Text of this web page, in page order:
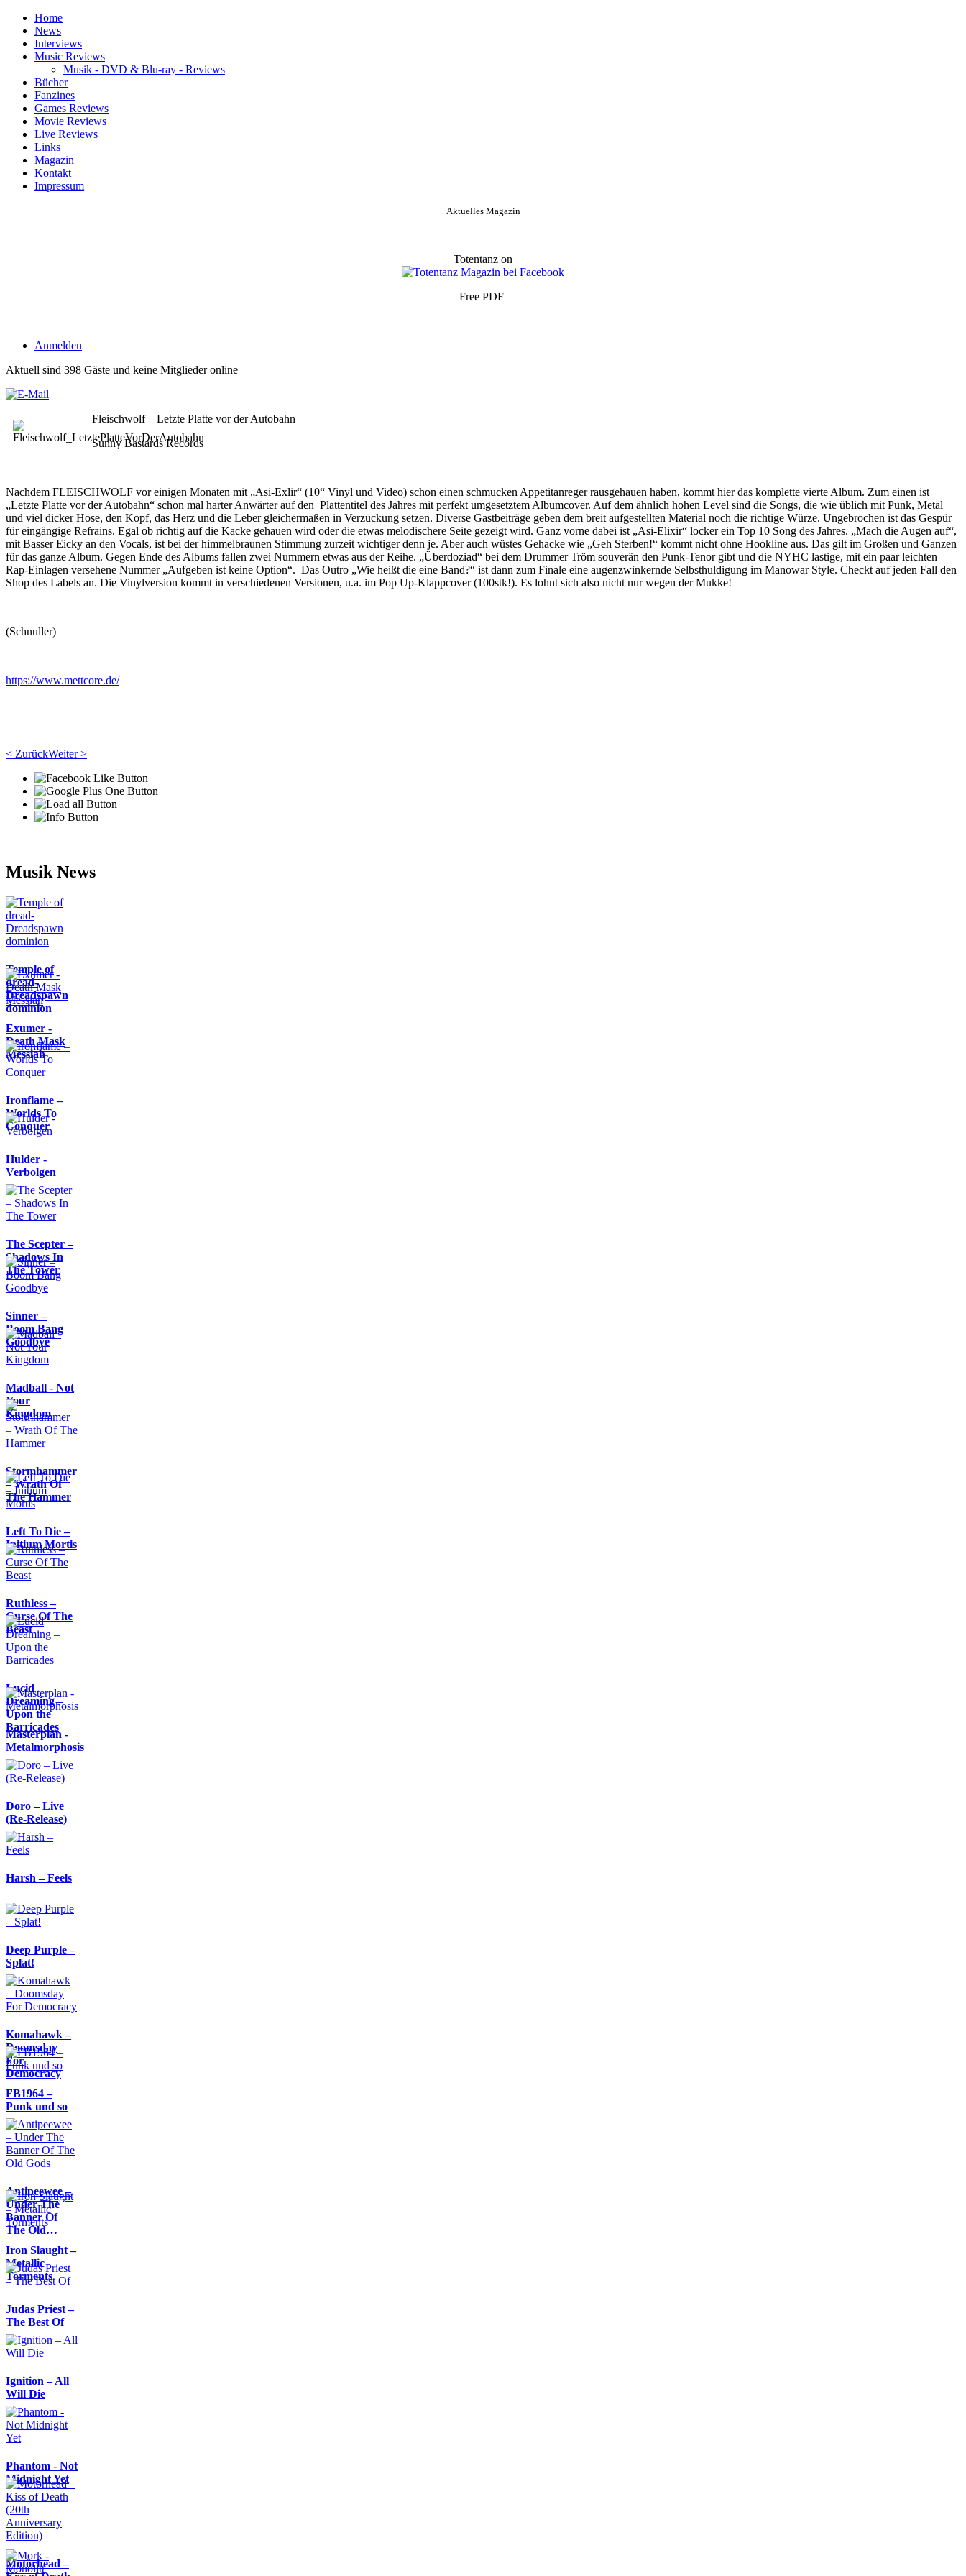
Home
News
Interviews
Music Reviews
Musik - DVD & Blu-ray - Reviews
Bücher
Fanzines
Games Reviews
Movie Reviews
Live Reviews
Links
Magazin
Kontakt
Impressum
Aktuelles Magazin
Totentanz on
Free PDF
Anmelden
Aktuell sind 398 Gäste und keine Mitglieder online
Fleischwolf – Letzte Platte vor der Autobahn
Sunny Bastards Records
Nachdem FLEISCHWOLF vor einigen Monaten mit „Asi-Exlir“ (10“ Vinyl und Video) schon einen schmucken Appetitanreger rausgehauen haben, kommt hier das komplette vierte Album. Zum einen ist
„Letzte Platte vor der Autobahn“ schon mal harter Anwärter auf den Plattentitel des Jahres mit perfekt umgesetztem Albumcover. Auf dem ähnlich hohen Level sind die Songs, die wie üblich mit Punk, Metal
und viel dicker Hose, den Kopf, das Herz und die Leber gleichermaßen in Verzückung setzen. Diverse Gastbeiträge geben dem breit aufgestellten Material noch die richtige Würze. Ungebrochen ist das Gespür
für eingängige Refrains. Egal ob richtig auf die Kacke gehauen wird oder die etwas melodischere Seite gezeigt wird. Ganz vorne dabei ist „Asi-Elixir“ locker ein Top 10 Song des Jahres. „Mach die Augen auf“,
mit Basser Eicky an den Vocals, ist bei der himmelbraunen Stimmung zurzeit wichtiger denn je. Aber auch wüstes Gehacke wie „Geh Sterben!“ kommt nicht ohne Hookline aus. Das gilt im Großen und Ganzen
für das ganze Album. Gegen Ende des Albums fallen zwei Nummern etwas aus der Reihe. „Überdoziad“ bei dem Drummer Tröm souverän den Punk-Tenor gibt und die NYHC lastige, mit ein paar leichten
Rap-Einlagen versehene Nummer „Aufgeben ist keine Option“. Das Outro „Wie heißt die eine Band?“ ist dann zum Finale eine augenzwinkernde Selbsthuldigung im Manowar Style. Checkt auf jeden Fall den
Shop des Labels an. Die Vinylversion kommt in verschiedenen Versionen, u.a. im Pop Up-Klappcover (100stk!). Es lohnt sich also nicht nur wegen der Mukke!
(Schnuller)
https://www.mettcore.de/
< ZurückWeiter >
Musik News
Temple of
dread-
Dreadspawn
dominion
Exumer -
Death Mask
Messiah
Ironflame –
Worlds To
Conquer
Hulder -
Verbolgen
The Scepter –
Shadows In
The Tower
Sinner –
Boom Bang
Goodbye
Madball - Not
Your
Kingdom
Stormhammer
– Wrath Of
The Hammer
Left To Die –
Initium Mortis
Ruthless –
Curse Of The
Beast
Lucid
Dreaming –
Upon the
Barricades
Masterplan -
Metalmorphosis
Doro – Live
(Re-Release)
Harsh – Feels
Deep Purple –
Splat!
Komahawk –
Doomsday
For
Democracy
FB1964 –
Punk und so
Antipeewee –
Under The
Banner Of
The Old…
Iron Slaught –
Metallic
Torments
Judas Priest –
The Best Of
Ignition – All
Will Die
Phantom - Not
Midnight Yet
Motörhead –